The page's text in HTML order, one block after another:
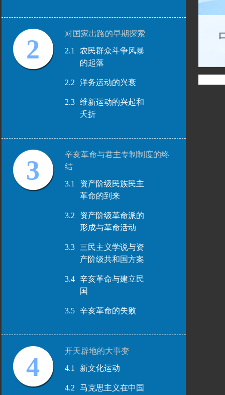
2
对国家出路的早期探索
2.1
农民群众斗争风暴
的起落
2.2 洋务运动的兴衰
2.3
维新运动的兴起和
夭折
3
辛亥革命与君主专制制度的终
结
3.1
资产阶级民族民主
革命的到来
3.2
资产阶级革命派的
形成与革命活动
3.3
三民主义学说与资
产阶级共和国方案
3.4
辛亥革命与建立民
国
3.5 辛亥革命的失败
4
开天辟地的大事变
4.1
新文化运动
4.2
马克思主义在中国